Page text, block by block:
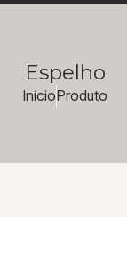
Espelho
InícioProduto